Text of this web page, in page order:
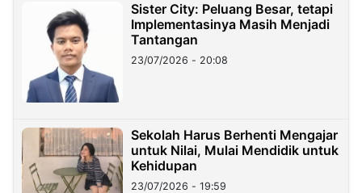
Sister City: Peluang Besar, tetapi
Implementasinya Masih Menjadi
Tantangan
23/07/2026 - 20:08
Sekolah Harus Berhenti Mengajar
untuk Nilai, Mulai Mendidik untuk
Kehidupan
23/07/2026 - 19:59